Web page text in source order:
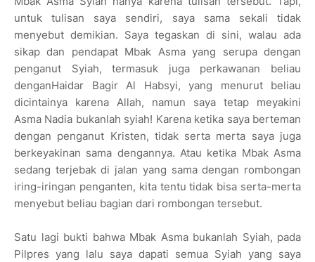
untuk tulisan saya sendiri, saya sama sekali tidak
menyebut demikian. Saya tegaskan di sini, walau ada
sikap dan pendapat Mbak Asma yang serupa dengan
penganut Syiah, termasuk juga perkawanan beliau
denganHaidar Bagir Al Habsyi, yang menurut beliau
dicintainya karena Allah, namun saya tetap meyakini
Asma Nadia bukanlah syiah! Karena ketika saya berteman
dengan penganut Kristen, tidak serta merta saya juga
berkeyakinan sama dengannya. Atau ketika Mbak Asma
sedang terjebak di jalan yang sama dengan rombongan
iring-iringan penganten, kita tentu tidak bisa serta-merta
menyebut beliau bagian dari rombongan tersebut.
Satu lagi bukti bahwa Mbak Asma bukanlah Syiah, pada
Pilpres yang lalu saya dapati semua Syiah yang saya